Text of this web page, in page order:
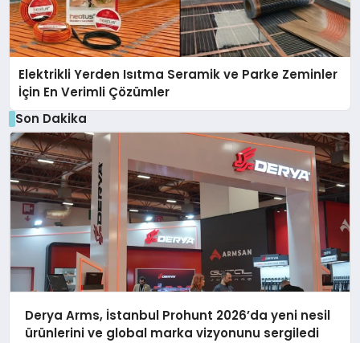
Elektrikli Yerden Isıtma Seramik ve Parke Zeminler
İçin En Verimli Çözümler
Son Dakika
Derya Arms, İstanbul Prohunt 2026’da yeni nesil
ürünlerini ve global marka vizyonunu sergiledi